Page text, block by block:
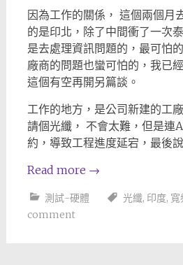
因為工作的關係， 這個兩個月
的是印北，除了中間衝了一次
是去處理資訊問題的，最可怕
廠商的問題也蠻可怕的，我已
這個有空再開另篇談。
工作的地方，是公司新建的工
請個光纖， 不會太難，但是連
約，導致工程進度延宕，最後
Read more →
測試-硬體 光纖, 印度, 寬
comment